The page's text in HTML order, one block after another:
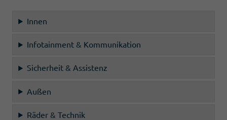
Innen
Infotainment & Kommunikation
Sicherheit & Assistenz
Außen
Räder & Technik